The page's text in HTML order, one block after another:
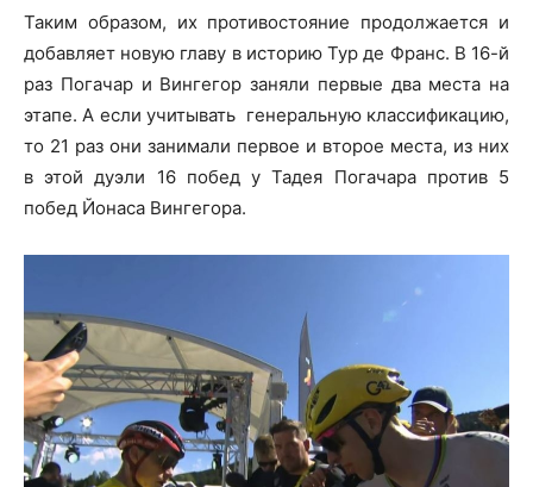
Таким образом, их противостояние продолжается и
добавляет новую главу в историю Тур де Франс. В 16-й
раз Погачар и Вингегор заняли первые два места на
этапе. А если учитывать генеральную классификацию,
то 21 раз они занимали первое и второе места, из них
в этой дуэли 16 побед у Тадея Погачара против 5
побед Йонаса Вингегора.